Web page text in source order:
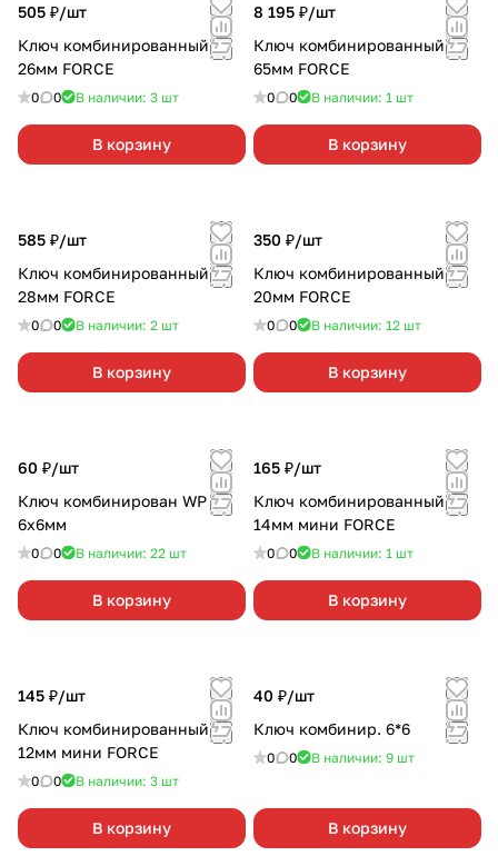
505 ₽/шт
Ключ комбинированный
26мм FORCE
0 0 В наличии: 3 шт
В корзину
8 195 ₽/шт
Ключ комбинированный
65мм FORCE
0 0 В наличии: 1 шт
В корзину
585 ₽/шт
Ключ комбинированный
28мм FORCE
0 0 В наличии: 2 шт
В корзину
350 ₽/шт
Ключ комбинированный
20мм FORCE
0 0 В наличии: 12 шт
В корзину
60 ₽/шт
Ключ комбинирован WP
6х6мм
0 0 В наличии: 22 шт
В корзину
165 ₽/шт
Ключ комбинированный
14мм мини FORCE
0 0 В наличии: 1 шт
В корзину
145 ₽/шт
Ключ комбинированный
12мм мини FORCE
0 0 В наличии: 3 шт
В корзину
40 ₽/шт
Ключ комбинир. 6*6
0 0 В наличии: 9 шт
В корзину